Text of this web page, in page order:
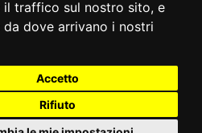
il traffico sul nostro sito, e
da dove arrivano i nostri
Accetto
Rifiuto
la riproduzione anche parziali. Prezzi e
salvo errori o omissioni